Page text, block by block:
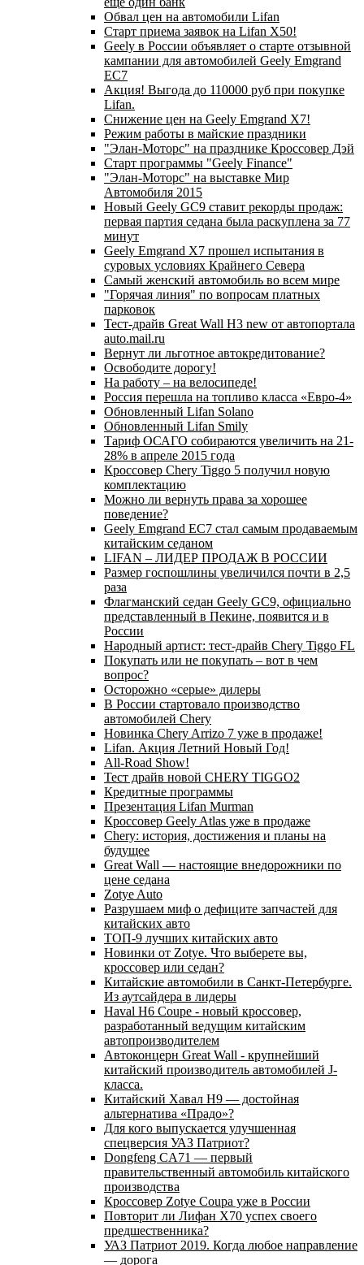
Обвал цен на автомобили Lifan
Старт приема заявок на Lifan X50!
Geely в России объявляет о старте отзывной
кампании для автомобилей Geely Emgrand
EC7
Акция! Выгода до 110000 руб при покупке
Lifan.
Снижение цен на Geely Emgrand X7!
Режим работы в майские праздники
"Элан-Моторс" на празднике Кроссовер Дэй
Старт программы "Geely Finance"
"Элан-Моторс" на выставке Мир
Автомобиля 2015
Новый Geely GC9 ставит рекорды продаж:
первая партия седана была раскуплена за 77
минут
Geely Emgrand X7 прошел испытания в
суровых условиях Крайнего Севера
Самый женский автомобиль во всем мире
"Горячая линия" по вопросам платных
парковок
Тест-драйв Great Wall H3 new от автопортала
auto.mail.ru
Вернут ли льготное автокредитование?
Освободите дорогу!
На работу – на велосипеде!
Россия перешла на топливо класса «Евро-4»
Обновленный Lifan Solano
Обновленный Lifan Smily
Тариф ОСАГО собираются увеличить на 21-
28% в апреле 2015 года
Кроссовер Chery Tiggo 5 получил новую
комплектацию
Можно ли вернуть права за хорошее
поведение?
Geely Emgrand EC7 стал самым продаваемым
китайским седаном
LIFAN – ЛИДЕР ПРОДАЖ В РОССИИ
Размер госпошлины увеличился почти в 2,5
раза
Флагманский седан Geely GC9, официально
представленный в Пекине, появится и в
России
Народный артист: тест-драйв Chery Tiggo FL
Покупать или не покупать – вот в чем
вопрос?
Осторожно «серые» дилеры
В России стартовало производство
автомобилей Chery
Новинка Chery Arrizo 7 уже в продаже!
Lifan. Акция Летний Новый Год!
All-Road Show!
Тест драйв новой CHERY TIGGO2
Кредитные программы
Презентация Lifan Murman
Кроссовер Geely Atlas уже в продаже
Chery: история, достижения и планы на
будущее
Great Wall — настоящие внедорожники по
цене седана
Zotye Auto
Разрушаем миф о дефиците запчастей для
китайских авто
ТОП-9 лучших китайских авто
Новинки от Zotye. Что выберете вы,
кроссовер или седан?
Китайские автомобили в Санкт-Петербурге.
Из аутсайдера в лидеры
Haval H6 Coupe - новый кроссовер,
разработанный ведущим китайским
автопроизводителем
Автоконцерн Great Wall - крупнейший
китайский производитель автомобилей J-
класса.
Китайский Хавал H9 — достойная
альтернатива «Прадо»?
Для кого выпускается улучшенная
спецверсия УАЗ Патриот?
Dongfeng CA71 — первый
правительственный автомобиль китайского
производства
Кроссовер Zotye Coupa уже в России
Повторит ли Лифан Х70 успех своего
предшественника?
УАЗ Патриот 2019. Когда любое направление
— дорога